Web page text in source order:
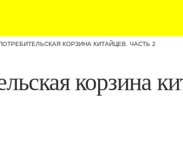
КОРЗИНА КИТАЙЦЕВ. ЧАСТЬ 2
корзина